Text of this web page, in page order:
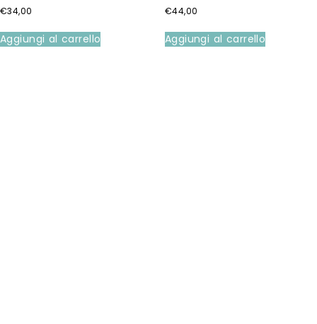
€34,00
Aggiungi al carrello
€44,00
Aggiungi al carrello